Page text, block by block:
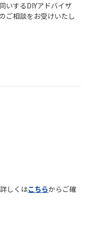
いするDIYアドバイザ
ご相談をお受けいたし
しくはこちらからご確